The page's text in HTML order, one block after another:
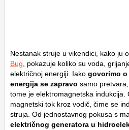
Nestanak struje u vikendici, kako ju
Bug , pokazuje koliko su voda,
električnoj energiji. Iako govorimo o
energija se zapravo samo
tome je elektromagnetska indukcija.
magnetski tok kroz vodič, čime se
struja. Od jednostavnog pokusa s
električnog generatora u